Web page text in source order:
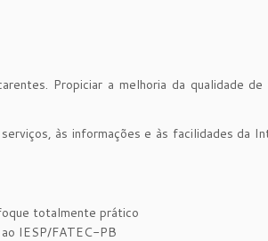
Propiciar a melhoria da qualidade
às informações e às facilidades da
totalmente prático
IESP/FATEC-PB